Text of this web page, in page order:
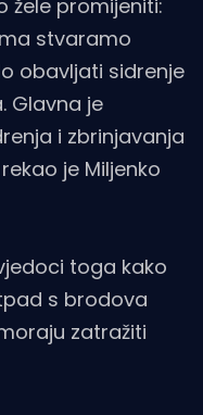
žele promijeniti:
stvaramo
obavljati sidrenje
Glavna je
i zbrinjavanja
je Miljenko
toga kako
s brodova
zatražiti